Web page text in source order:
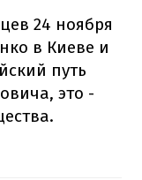
24 ноября
в Киеве и
путь
это -